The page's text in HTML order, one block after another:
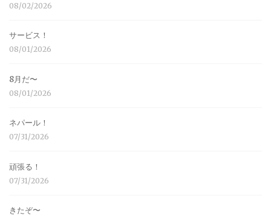
08/02/2026
サービス！
08/01/2026
8月だ〜
08/01/2026
ネパール！
07/31/2026
頑張る！
07/31/2026
きたぞ〜